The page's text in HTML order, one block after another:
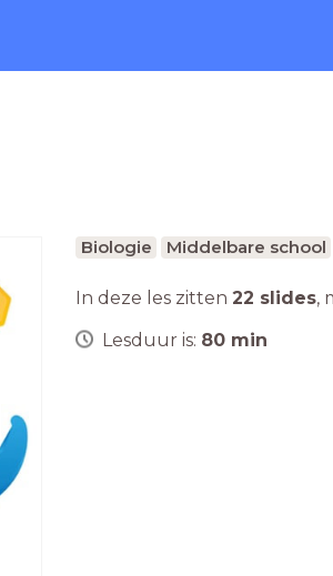
Biologie Middelbare school
In deze les zitten 22 slides,
Lesduur is: 80 min